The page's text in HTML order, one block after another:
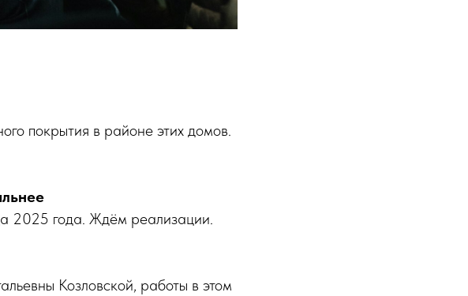
покрытия в районе этих домов.
2025 года. Ждём реализации.
Козловской, работы в этом